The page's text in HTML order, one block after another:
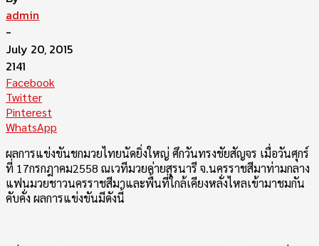
admin
-
July 20, 2015
2141
Facebook
Twitter
Pinterest
WhatsApp
ผลการแข่งขันชกมวยไทยนัดยิ่งใหญ่ ศึกวันทรงชัยสัญจร เมื่อวันศุกร์
ที่ 17กรกฎาคม2558 ณเวทีมวยค่ายสุรนารี จ.นครราชสีมาท่ามกลาง
แฟนมวยชาวนครราชสีมาและพื้นที่ใกล้เคียงหลั่งไหลเข้ามาชมกัน
คับคั่ง ผลการแข่งขันมีดังนี้